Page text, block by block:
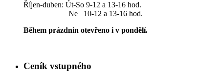
Říjen-duben: Út-So 9-12 a 13-16 hod.
Ne 10-12 a 13-16 hod.
Během prázdnin otevřeno i v pondělí.
Ceník vstupného